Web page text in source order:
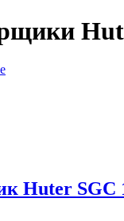
Huter SGC